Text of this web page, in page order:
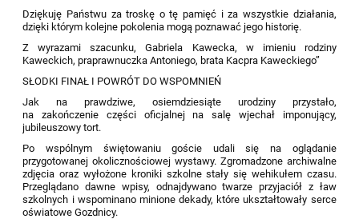
Dziękuję Państwu za troskę o tę pamięć i za wszystkie działania,
dzięki którym kolejne pokolenia mogą poznawać jego historię.
Z wyrazami szacunku, Gabriela Kawecka, w imieniu rodziny
Kaweckich, praprawnuczka Antoniego, brata Kacpra Kaweckiego”
SŁODKI FINAŁ I POWRÓT DO WSPOMNIEŃ
Jak na prawdziwe, osiemdziesiąte urodziny przystało,
na zakończenie części oficjalnej na salę wjechał imponujący,
jubileuszowy tort.
Po wspólnym świętowaniu goście udali się na oglądanie
przygotowanej okolicznościowej wystawy. Zgromadzone archiwalne
zdjęcia oraz wyłożone kroniki szkolne stały się wehikułem czasu.
Przeglądano dawne wpisy, odnajdywano twarze przyjaciół z ław
szkolnych i wspominano minione dekady, które ukształtowały serce
oświatowe Gozdnicy.